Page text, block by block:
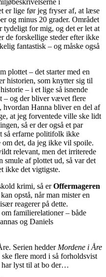
er lige før jeg fryser af, at læse
og minus 20 grader. Området
tydeligt for mig, og det er let at
de forskellige steder efter ikke
fantastisk – og måske også
plottet – det starter med en
historien, som knytter sig til
– i et lige så isnende
– og der bliver vævet flere
hvordan Hanna bliver en del af
at jeg forventede ville ske lidt
så er der også et par
så erfarne politifolk ikke
det, da jeg ikke vil spoile.
relevant, men det irriterede
smule af plottet ud, så var det
ikke det vigtigste.
krimi, så erOffermageren
opstå, når man mister en
reagerer på dette.
familierelationer – både
og Daniels
Serien hedder Mordene i Åre
flere mord i så forholdsvist
har lyst til at bo der…